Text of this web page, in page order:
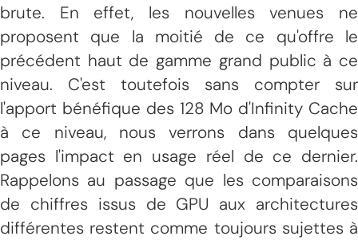
brute. En effet, les nouvelles venues ne
proposent que la moitié de ce qu'offre le
précédent haut de gamme grand public à ce
niveau. C'est toutefois sans compter sur
l'apport bénéfique des 128 Mo d'Infinity Cache
à ce niveau, nous verrons dans quelques
pages l'impact en usage réel de ce dernier.
Rappelons au passage que les comparaisons
de chiffres issus de GPU aux architectures
différentes restent comme toujours sujettes à